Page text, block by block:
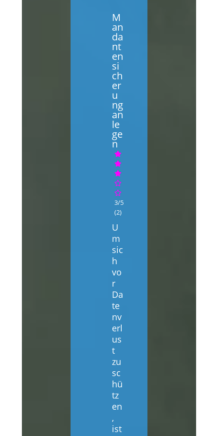
M
an
da
nt
en
si
ch
er
u
ng
an
le
ge
n
3/5
(2)
U
m
sic
h
vo
r
Da
te
nv
erl
us
t
zu
sc
hü
tz
en
,
ist